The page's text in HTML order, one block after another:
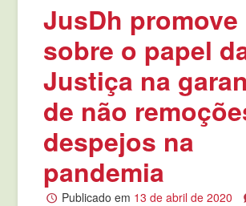
JusDh promove
sobre o papel
Justiça na
de não
despejos na
pandemia
Publicado em 13 de abril de 2020